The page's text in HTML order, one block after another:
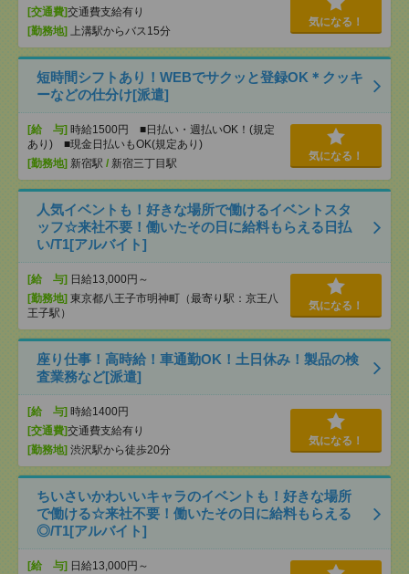
[交通費]交通費支給有り
[勤務地] 上溝駅からバス15分
気になる！
短時間シフトあり！WEBでサクッと登録OK＊クッキ
ーなどの仕分け[派遣]
[給 与] 時給1500円 ■日払い・週払いOK！(規定
あり) ■現金日払いもOK(規定あり)
[勤務地] 新宿駅 / 新宿三丁目駅
気になる！
人気イベントも！好きな場所で働けるイベントスタ
ッフ☆来社不要！働いたその日に給料もらえる日払
い/T1[アルバイト]
[給 与] 日給13,000円～
[勤務地] 東京都八王子市明神町（最寄り駅：京王八
王子駅）
気になる！
座り仕事！高時給！車通勤OK！土日休み！製品の検
査業務など[派遣]
[給 与] 時給1400円
[交通費]交通費支給有り
[勤務地] 渋沢駅から徒歩20分
気になる！
ちいさいかわいいキャラのイベントも！好きな場所
で働ける☆来社不要！働いたその日に給料もらえる
◎/T1[アルバイト]
[給 与] 日給13,000円～